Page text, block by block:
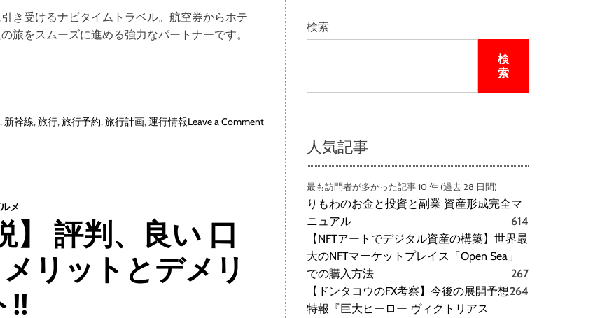
き受けるナビタイムトラベル。航空券からホテ
旅をスムーズに進める強力なパートナーです。
, 新幹線,旅行,旅行予約,旅行計画,運行情報Leave a Commento
メ
リットとデメリ
!!
検索
検
索
人気記事
最も訪問者が多かった記事 10 件 (過去 28 日間)
りもわのお金と投資と副業 資産形成完全マ
ニュアル
614
【NFTアートでデジタル資産の構築】世界最
大のNFTマーケットプレイス「Open Sea」
での購入方法
267
【ドンタコウのFX考察】今後の展開予想264
特報『巨大ヒーロー ヴィクトリアス